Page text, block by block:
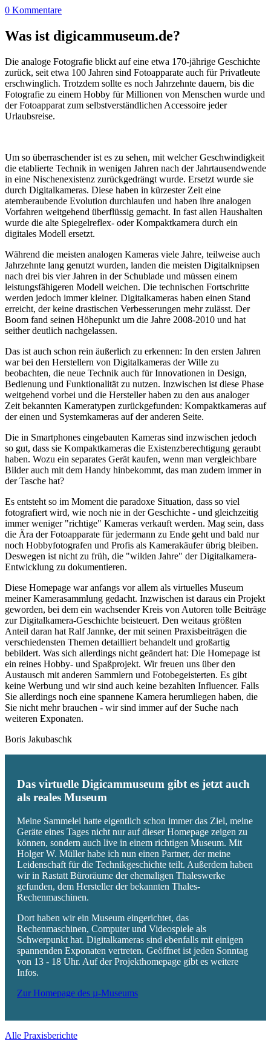
0 Kommentare
Was ist digicammuseum.de?
Die analoge Fotografie blickt auf eine etwa 170-jährige Geschichte
zurück, seit etwa 100 Jahren sind Fotoapparate auch für Privatleute
erschwinglich. Trotzdem sollte es noch Jahrzehnte dauern, bis die
Fotografie zu einem Hobby für Millionen von Menschen wurde und
der Fotoapparat zum selbstverständlichen Accessoire jeder
Urlaubsreise.
Um so überraschender ist es zu sehen, mit welcher Geschwindigkeit
die etablierte Technik in wenigen Jahren nach der Jahrtausendwende
in eine Nischenexistenz zurückgedrängt wurde. Ersetzt wurde sie
durch Digitalkameras. Diese haben in kürzester Zeit eine
atemberaubende Evolution durchlaufen und haben ihre analogen
Vorfahren weitgehend überflüssig gemacht. In fast allen Haushalten
wurde die alte Spiegelreflex- oder Kompaktkamera durch ein
digitales Modell ersetzt.
Während die meisten analogen Kameras viele Jahre, teilweise auch
Jahrzehnte lang genutzt wurden, landen die meisten Digitalknipsen
nach drei bis vier Jahren in der Schublade und müssen einem
leistungsfähigeren Modell weichen. Die technischen Fortschritte
werden jedoch immer kleiner. Digitalkameras haben einen Stand
erreicht, der keine drastischen Verbesserungen mehr zulässt. Der
Boom fand seinen Höhepunkt um die Jahre 2008-2010 und hat
seither deutlich nachgelassen.
Das ist auch schon rein äußerlich zu erkennen: In den ersten Jahren
war bei den Herstellern von Digitalkameras der Wille zu
beobachten, die neue Technik auch für Innovationen in Design,
Bedienung und Funktionalität zu nutzen. Inzwischen ist diese Phase
weitgehend vorbei und die Hersteller haben zu den aus analoger
Zeit bekannten Kameratypen zurückgefunden: Kompaktkameras auf
der einen und Systemkameras auf der anderen Seite.
Die in Smartphones eingebauten Kameras sind inzwischen jedoch
so gut, dass sie Kompaktkameras die Existenzberechtigung geraubt
haben. Wozu ein separates Gerät kaufen, wenn man vergleichbare
Bilder auch mit dem Handy hinbekommt, das man zudem immer in
der Tasche hat?
Es entsteht so im Moment die paradoxe Situation, dass so viel
fotografiert wird, wie noch nie in der Geschichte - und gleichzeitig
immer weniger "richtige" Kameras verkauft werden. Mag sein, dass
die Ära der Fotoapparate für jedermann zu Ende geht und bald nur
noch Hobbyfotografen und Profis als Kamerakäufer übrig bleiben.
Deswegen ist nicht zu früh, die "wilden Jahre" der Digitalkamera-
Entwicklung zu dokumentieren.
Diese Homepage war anfangs vor allem als virtuelles Museum
meiner Kamerasammlung gedacht. Inzwischen ist daraus ein Projekt
geworden, bei dem ein wachsender Kreis von Autoren tolle Beiträge
zur Digitalkamera-Geschichte beisteuert. Den weitaus größten
Anteil daran hat Ralf Jannke, der mit seinen Praxisbeiträgen die
verschiedensten Themen detailliert behandelt und großartig
bebildert. Was sich allerdings nicht geändert hat: Die Homepage ist
ein reines Hobby- und Spaßprojekt. Wir freuen uns über den
Austausch mit anderen Sammlern und Fotobegeisterten. Es gibt
keine Werbung und wir sind auch keine bezahlten Influencer. Falls
Sie allerdings noch eine spannene Kamera herumliegen haben, die
Sie nicht mehr brauchen - wir sind immer auf der Suche nach
weiteren Exponaten.
Boris Jakubaschk
Das virtuelle Digicammuseum gibt es jetzt auch
als reales Museum
Meine Sammelei hatte eigentlich schon immer das Ziel, meine
Geräte eines Tages nicht nur auf dieser Homepage zeigen zu
können, sondern auch live in einem richtigen Museum. Mit
Holger W. Müller habe ich nun einen Partner, der meine
Leidenschaft für die Technikgeschichte teilt. Außerdem haben
wir in Rastatt Büroräume der ehemaligen Thaleswerke
gefunden, dem Hersteller der bekannten Thales-
Rechenmaschinen.
Dort haben wir ein Museum eingerichtet, das
Rechenmaschinen, Computer und Videospiele als
Schwerpunkt hat. Digitalkameras sind ebenfalls mit einigen
spannenden Exponaten vertreten. Geöffnet ist jeden Sonntag
von 13 - 18 Uhr. Auf der Projekthomepage gibt es weitere
Infos.
Zur Homepage des µ-Museums
Alle Praxisberichte